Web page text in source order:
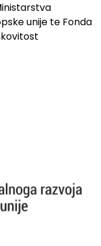
unije te Fonda